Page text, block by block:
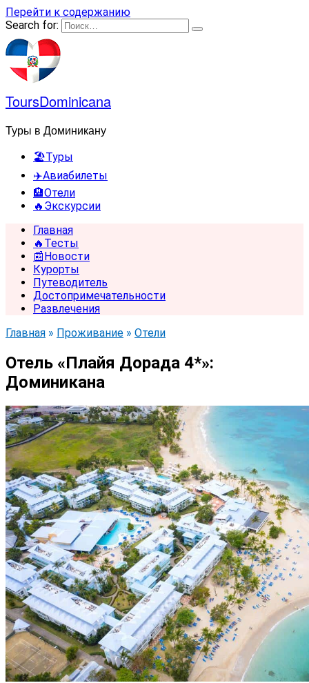
Перейти к содержанию
Search for:
ToursDominicana
Туры в Доминикану
🏖️Туры
✈️Авиабилеты
🏨Отели
🔥Экскурсии
Главная
🔥Тесты
📰Новости
Курорты
Путеводитель
Достопримечательности
Развлечения
Главная » Проживание » Отели
Отель «Плайя Дорада 4*»:
Доминикана